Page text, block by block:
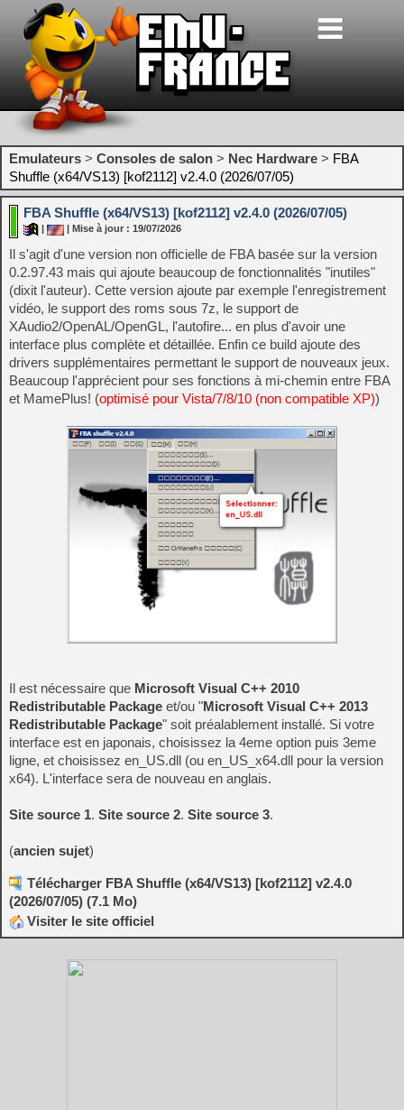
Emulateurs > Consoles de salon > Nec Hardware > FBA
Shuffle (x64/VS13) [kof2112] v2.4.0 (2026/07/05)
FBA Shuffle (x64/VS13) [kof2112] v2.4.0 (2026/07/05)
| Mise à jour : 19/07/2026
Il s'agit d'une version non officielle de FBA basée sur la version
0.2.97.43 mais qui ajoute beaucoup de fonctionnalités "inutiles"
(dixit l'auteur). Cette version ajoute par exemple l'enregistrement
vidéo, le support des roms sous 7z, le support de
XAudio2/OpenAL/OpenGL, l'autofire... en plus d'avoir une
interface plus complète et détaillée. Enfin ce build ajoute des
drivers supplémentaires permettant le support de nouveaux jeux.
Beaucoup l'apprécient pour ses fonctions à mi-chemin entre FBA
et MamePlus! (optimisé pour Vista/7/8/10 (non compatible XP))
Il est nécessaire que Microsoft Visual C++ 2010
Redistributable Package et/ou "Microsoft Visual C++ 2013
Redistributable Package" soit préalablement installé. Si votre
interface est en japonais, choisissez la 4eme option puis 3eme
ligne, et choisissez en_US.dll (ou en_US_x64.dll pour la version
x64). L'interface sera de nouveau en anglais.
Site source 1. Site source 2. Site source 3.
(ancien sujet)
Télécharger FBA Shuffle (x64/VS13) [kof2112] v2.4.0
(2026/07/05) (7.1 Mo)
Visiter le site officiel